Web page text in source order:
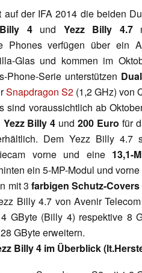
auf der IFA 2014 die beiden
4und Yezz Billy 4.7
Phones verfügen über ein
Glas und kommen im
Phone-Serie unterstützen
Snapdragon S2 (1,2 GHz) von
sind voraussichtlich ab
Yezz Billy 4 und 200 Euro für
Dem Yezz Billy 4.7
vorne und eine 13,1-
ein 5-MP-Modul und
mit 3 farbigen Schutz-Covers
Billy 4.7 von Avenir
GByte (Billy 4) respektive 8
GByte erweitern.
Billy 4 im Überblick